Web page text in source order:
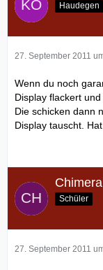
Haudegen
27. September 2011
Wenn du noch
Display flackert
Die schicken dann
Display tauscht.
Chimera
Schüler
27. September 2011